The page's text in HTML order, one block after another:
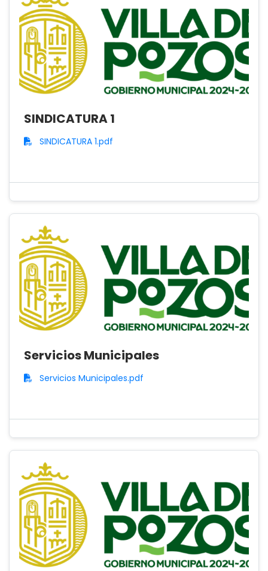
SINDICATURA 1
SINDICATURA 1.pdf
Servicios Municipales
Servicios Municipales.pdf